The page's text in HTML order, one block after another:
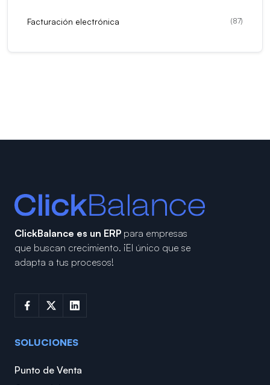
Facturación electrónica (87)
ClickBalance es un ERP para empresas
que buscan crecimiento. ¡El único que se
adapta a tus procesos!
SOLUCIONES
Punto de Venta